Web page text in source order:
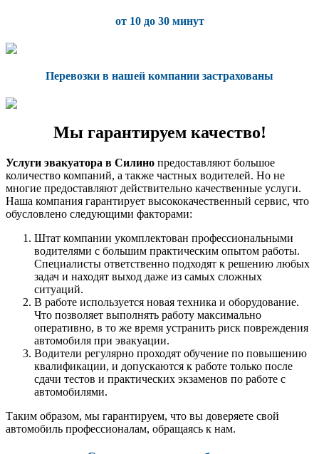
от 10 до 30 минут
Перевозки в нашей компании застрахованы
Мы гарантируем качество!
Услуги эвакуатора в Силино предоставляют большое
количество компаний, а также частных водителей. Но не
многие предоставляют действительно качественные услуги.
Наша компания гарантирует высококачественный сервис, что
обусловлено следующими факторами:
Штат компании укомплектован профессиональными
водителями с большим практическим опытом работы.
Специалисты ответственно подходят к решению любых
задач и находят выход даже из самых сложных
ситуаций.
В работе используется новая техника и оборудование.
Что позволяет выполнять работу максимально
оперативно, в то же время устранить риск повреждения
автомобиля при эвакуации.
Водители регулярно проходят обучение по повышению
квалификации, и допускаются к работе только после
сдачи тестов и практических экзаменов по работе с
автомобилями.
Таким образом, мы гарантируем, что вы доверяете свой
автомобиль профессионалам, обращаясь к нам.